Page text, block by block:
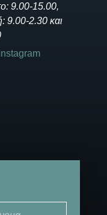
9.00-15.00,
9.00-2.30 και
Instagram